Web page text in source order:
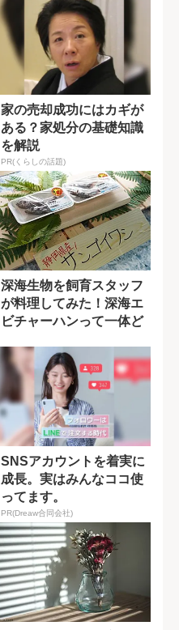
家の売却成功にはカギが
ある？家処分の基礎知識
を解説
PR(くらしの話題)
深海生物を飼育スタッフ
が料理してみた！深海エ
ビチャーハンって一体ど
SNSアカウントを着実に
成長。実はみんなココ使
ってます。
PR(Dreaw合同会社)